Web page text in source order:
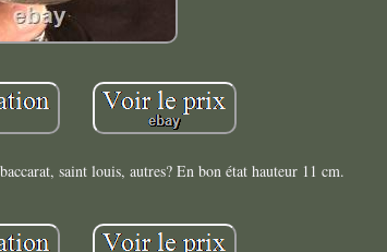
saint louis, autres? En bon état hauteur 11 cm.